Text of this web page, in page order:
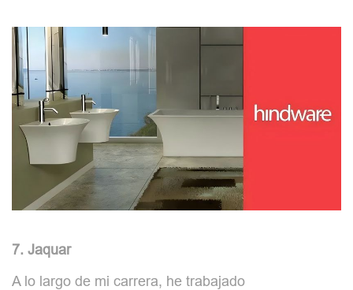
7. Jaquar
A lo largo de mi carrera, he trabajado